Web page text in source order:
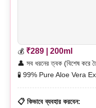
💰 ₹289 | 200ml
👤 সব ধরনের ত্বক (বিশেষ
🧪 99% Pure Aloe Vera
📋 কিভাবে ব্যবহার করবেন: